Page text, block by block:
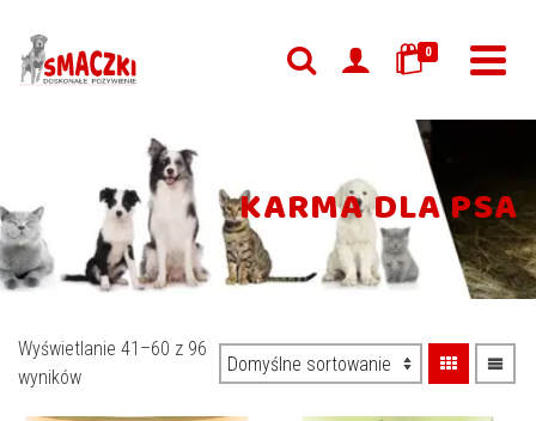
0
KARMA DLA PSA
Wyświetlanie 41–60 z 96
wyników